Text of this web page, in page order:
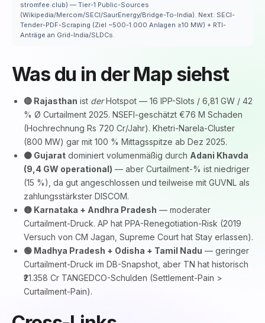
stromfee.club) — Tier-1 Public-Sources
(Wikipedia/Mercom/SECI/SaurEnergy/Bridge-To-India). Next: SECI-
Tender-PDF-Scraping (Ziel ~500-1.000 Anlagen ≥10 MW) + RTI-
Anträge an Grid-India/SLDCs.
Was du in der Map siehst
🔴 Rajasthan ist derHotspot — 16 IPP-Slots / 6,81 GW / 42
% Ø Curtailment 2025. NSEFI-geschätzt €76 M Schaden
(Hochrechnung Rs 720 Cr/Jahr). Khetri-Narela-Cluster
(800 MW) gar mit 100 % Mittagsspitze ab Dez 2025.
🟠 Gujarat dominiert volumenmäßig durch Adani Khavda
(9,4 GW operational) — aber Curtailment-% ist niedriger
(15 %), da gut angeschlossen und teilweise mit GUVNL als
zahlungsstärkster DISCOM.
🟡 Karnataka + Andhra Pradesh — moderater
Curtailment-Druck. AP hat PPA-Renegotiation-Risk (2019
Versuch von CM Jagan, Supreme Court hat Stay erlassen).
🟢 Madhya Pradesh + Odisha + Tamil Nadu — geringer
Curtailment-Druck im DB-Snapshot, aber TN hat historisch
₹21.358 Cr TANGEDCO-Schulden (Settlement-Pain >
Curtailment-Pain).